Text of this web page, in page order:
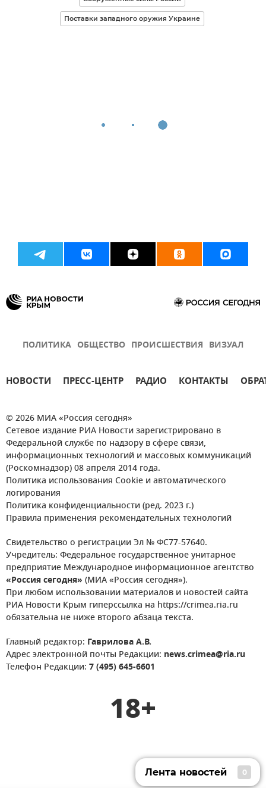
Поставки западного оружия Украине
ПОЛИТИКА ОБЩЕСТВО ПРОИСШЕСТВИЯ ВИЗУАЛ
НОВОСТИ ПРЕСС-ЦЕНТР РАДИО КОНТАКТЫ
© 2026 МИА «Россия сегодня»
Сетевое издание РИА Новости зарегистрировано в
Федеральной службе по надзору в сфере связи,
информационных технологий и массовых коммуникаций
(Роскомнадзор) 08 апреля 2014 года.
Политика использования Cookie и автоматического
логирования
Политика конфиденциальности (ред. 2023 г.)
Правила применения рекомендательных технологий
Свидетельство о регистрации Эл № ФС77-57640.
Учредитель: Федеральное государственное унитарное
предприятие Международное информационное агентство
«Россия сегодня» (МИА «Россия сегодня»).
При любом использовании материалов и новостей сайта
РИА Новости Крым гиперссылка на https://crimea.ria.ru
обязательна не ниже второго абзаца текста.
Главный редактор: Гаврилова А.В.
Адрес электронной почты Редакции: news.crimea@ria.ru
Телефон Редакции: 7 (495) 645-6601
18+
Лента новостей 0